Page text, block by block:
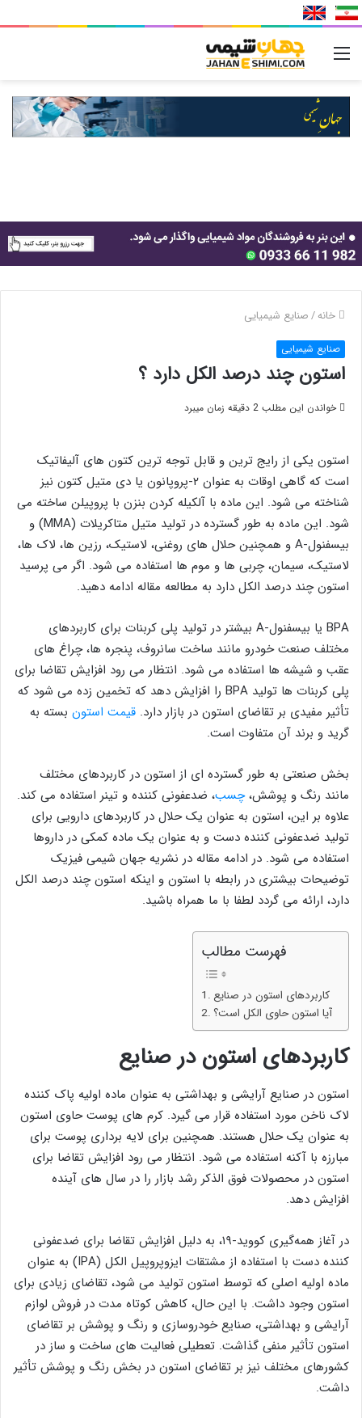
خانه/صنایع شیمیایی
صنایع شیمیایی
استون چند درصد الکل دارد ؟
خواندن این مطلب 2 دقیقه زمان میبرد
استون یکی از رایج ترین و قابل توجه ترین کتون های آلیفاتیک
است که گاهی اوقات به عنوان ۲-پروپانون یا دی متیل کتون نیز
شناخته می شود. این ماده با آلکیله کردن بنزن با پروپیلن ساخته می
شود. این ماده به طور گسترده در تولید متیل متاکریلات (MMA) و
بیسفنول-A و همچنین حلال ‌های روغنی، لاستیک، رزین ‌ها، لاک ‌ها،
لاستیک، سیمان، چربی ‌ها و موم ها استفاده می ‌شود. اگر می پرسید
استون چند درصد الکل دارد به مطالعه مقاله ادامه دهید.
BPA یا بیسفنول-A بیشتر در تولید پلی کربنات برای کاربردهای
مختلف صنعت خودرو مانند ساخت سانروف، پنجره ها، چراغ های
عقب و شیشه ها استفاده می شود. انتظار می رود افزایش تقاضا برای
پلی کربنات ها تولید BPA را افزایش دهد که تخمین زده می شود که
تأثیر مفیدی بر تقاضای استون در بازار دارد. قیمت استون بسته به
گرید و برند آن متفاوت است.
بخش صنعتی به طور گسترده ای از استون در کاربردهای مختلف
مانند رنگ و پوشش،چسب، ضدعفونی کننده و تینر استفاده می کند.
علاوه بر این، استون به عنوان یک حلال در کاربردهای دارویی برای
تولید ضدعفونی کننده دست و به عنوان یک ماده کمکی در داروها
استفاده می شود. در ادامه مقاله در نشریه جهان شیمی فیزیک
توضیحات بیشتری در رابطه با استون و اینکه استون چند درصد الکل
دارد، ارائه می گردد لطفا با ما همراه باشید.
فهرست مطالب
کاربردهای استون در صنایع
آیا استون حاوی الکل است؟
کاربردهای استون در صنایع
استون در صنایع آرایشی و بهداشتی به عنوان ماده اولیه پاک کننده
لاک ناخن مورد استفاده قرار می گیرد. کرم های پوست حاوی استون
به عنوان یک حلال هستند. همچنین برای لایه برداری پوست برای
مبارزه با آکنه استفاده می شود. انتظار می رود افزایش تقاضا برای
استون در محصولات فوق الذکر رشد بازار را در سال های آینده
افزایش دهد.
در آغاز همه‌گیری کووید-۱۹، به دلیل افزایش تقاضا برای ضدعفونی
‌کننده دست با استفاده از مشتقات ایزوپروپیل الکل (IPA) به عنوان
ماده اولیه اصلی که توسط استون تولید می ‌شود، تقاضای زیادی برای
استون وجود داشت. با این حال، کاهش کوتاه مدت در فروش لوازم
آرایشی و بهداشتی، صنایع خودروسازی و رنگ و پوشش بر تقاضای
استون تأثیر منفی گذاشت. تعطیلی فعالیت های ساخت و ساز در
کشورهای مختلف نیز بر تقاضای استون در بخش رنگ و پوشش تأثیر
داشت.